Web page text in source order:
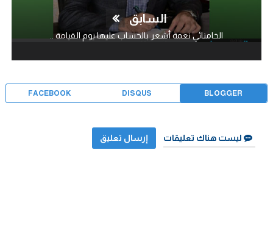
السابق
الخامنائي نعمة أشعر بالحساب عليها يوم القيامة ..
BLOGGER
DISQUS
FACEBOOK
ليست هناك تعليقات إرسال تعليق